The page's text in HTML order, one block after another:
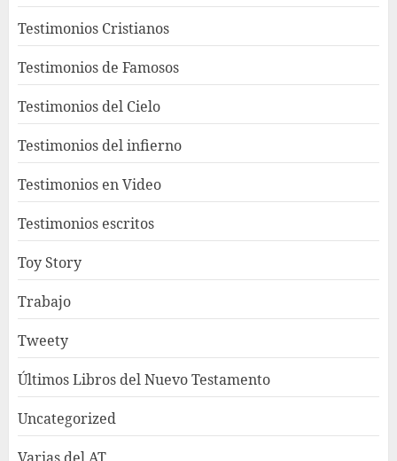
Testimonios Cristianos
Testimonios de Famosos
Testimonios del Cielo
Testimonios del infierno
Testimonios en Video
Testimonios escritos
Toy Story
Trabajo
Tweety
Últimos Libros del Nuevo Testamento
Uncategorized
Varias del AT